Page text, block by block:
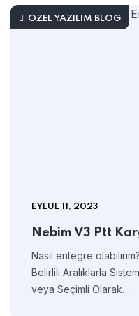
ÖZEL YAZILIM BLOG
EYLÜL 11, 2023
Nebim V3 Ptt
Nasıl entegre
Belirlili Aralıklarla
veya Seçimli Olarak…